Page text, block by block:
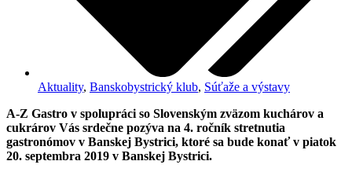
Aktuality, Banskobystrický klub, Súťaže a výstavy
A-Z Gastro v spolupráci so Slovenským zväzom kuchárov a
cukrárov Vás srdečne pozýva na 4. ročník stretnutia
gastronómov v Banskej Bystrici, ktoré sa bude konať v piatok
20. septembra 2019 v Banskej Bystrici.